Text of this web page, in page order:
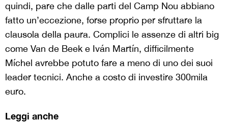
quindi, pare che dalle parti del Camp Nou abbiano
fatto un’eccezione, forse proprio per sfruttare la
clausola della paura. Complici le assenze di altri big
come Van de Beek e Iván Martín, difficilmente
Míchel avrebbe potuto fare a meno di uno dei suoi
leader tecnici. Anche a costo di investire 300mila
euro.
Leggi anche